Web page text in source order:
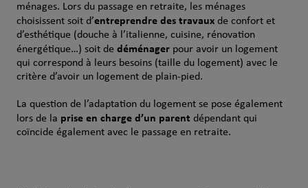
ménages. Lors du passage en retraite, les ménages
choisissent soit d’entreprendre des travauxde confort et
d’esthétique (douche à l’italienne, cuisine, rénovation
énergétique…) soit de déménagerpour avoir un logement
qui correspond à leurs besoins (taille du logement) avec le
critère d’avoir un logement de plain-pied.
La question de l’adaptation du logement se pose également
lors de la prise en charge d’un parent dépendant qui
coïncide également avec le passage en retraite.